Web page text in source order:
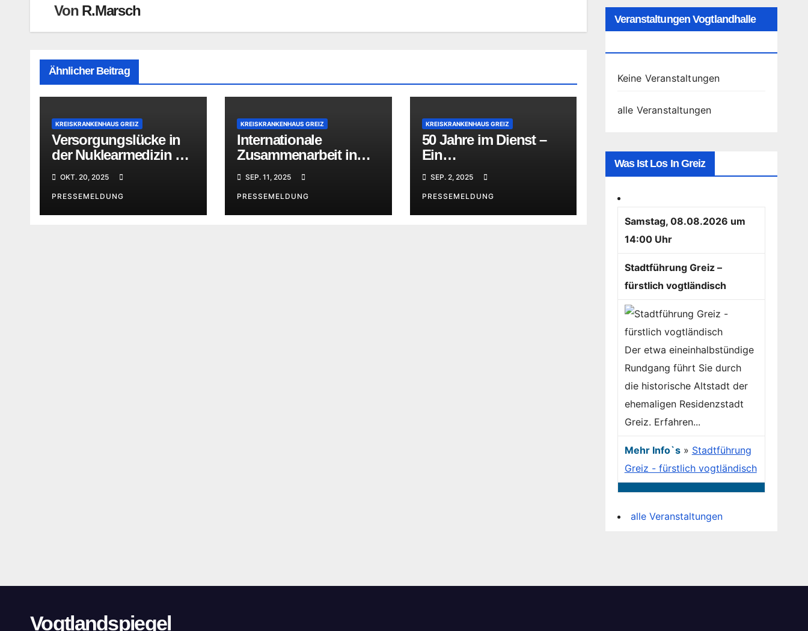
Von R.Marsch
Ähnlicher Beitrag
KREISKRANKENHAUS GREIZ
Versorgungslücke in
der Nuklearmedizin –
Versorgung im MVZ
Greiz
OKT. 20, 2025
PRESSEMELDUNG
KREISKRANKENHAUS GREIZ
Internationale
Zusammenarbeit in
SEP. 11, 2025
PRESSEMELDUNG
KREISKRANKENHAUS GREIZ
50 Jahre im Dienst –
Ein
Jubiläum im
Kreiskrankenhaus
Greiz
SEP. 2, 2025
PRESSEMELDUNG
Veranstaltungen Vogtlandhalle
Keine Veranstaltungen
alle Veranstaltungen
Was Ist Los In Greiz
Samstag, 08.08.2026 um
14:00 Uhr
Stadtführung Greiz –
fürstlich vogtländisch
Der etwa eineinhalbstündige
Rundgang führt Sie durch
die historische Altstadt der
ehemaligen Residenzstadt
Greiz. Erfahren...
Mehr Info`s» Stadtführung
Greiz - fürstlich vogtländisch
alle Veranstaltungen
Vogtlandspiegel